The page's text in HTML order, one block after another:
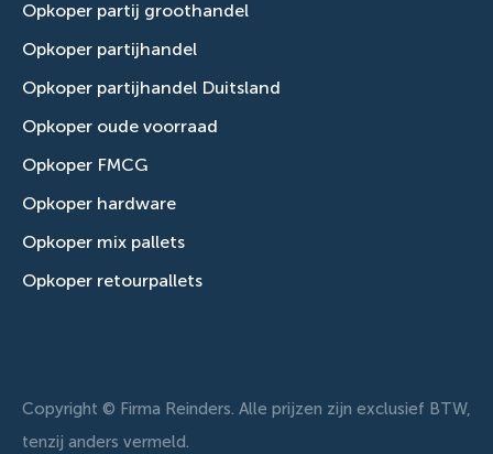
Opkoper partij groothandel
Opkoper partijhandel
Opkoper partijhandel Duitsland
Opkoper oude voorraad
Opkoper FMCG
Opkoper hardware
Opkoper mix pallets
Opkoper retourpallets
Copyright © Firma Reinders. Alle prijzen zijn exclusief BTW,
tenzij anders vermeld.